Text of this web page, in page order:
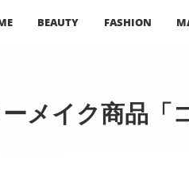
BEAUTY FASHION
メイク商品「